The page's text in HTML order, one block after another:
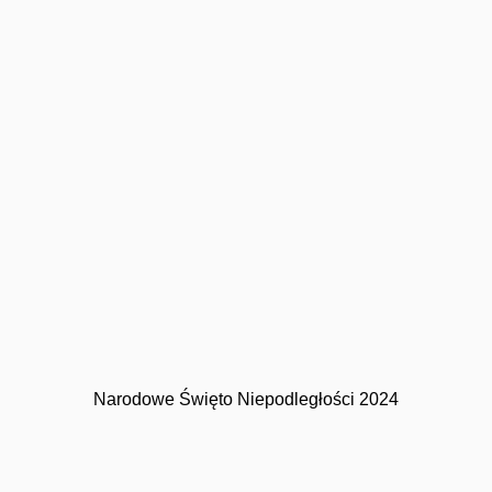
Narodowe Święto Niepodległości 2024